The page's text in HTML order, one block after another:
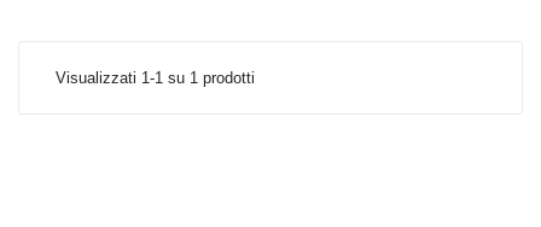
Visualizzati 1-1 su 1 prodotti